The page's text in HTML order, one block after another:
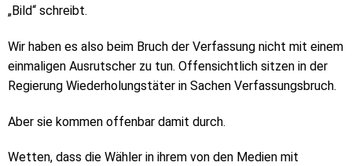
„Bild“ schreibt.
Wir haben es also beim Bruch der Verfassung nicht mit einem
einmaligen Ausrutscher zu tun. Offensichtlich sitzen in der
Regierung Wiederholungstäter in Sachen Verfassungsbruch.
Aber sie kommen offenbar damit durch.
Wetten, dass die Wähler in ihrem von den Medien mit